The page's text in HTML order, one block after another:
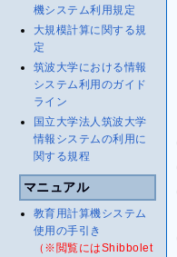
機システム利用規定
大規模計算に関する規
定
筑波大学における情報
システム利用のガイド
ライン
国立大学法人筑波大学
情報システムの利用に
関する規程
マニュアル
教育用計算機システム
使用の手引き
（※閲覧にはShibbolet